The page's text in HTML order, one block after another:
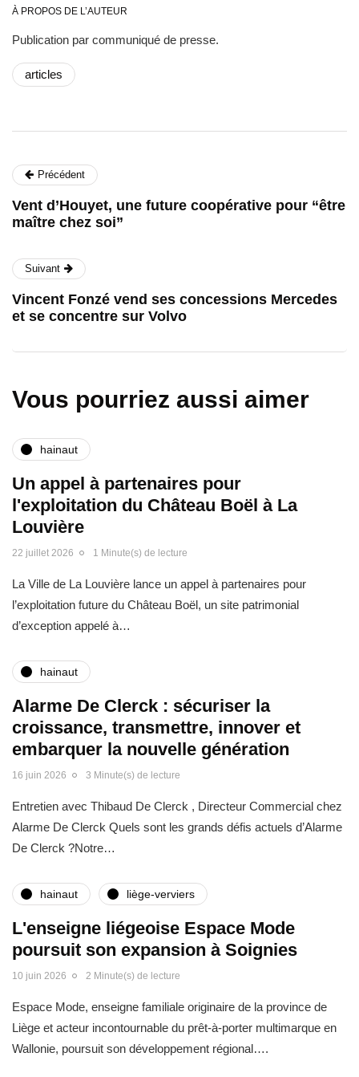
À PROPOS DE L’AUTEUR
Publication par communiqué de presse.
articles
Précédent
Vent d’Houyet, une future coopérative pour “être
maître chez soi”
Suivant
Vincent Fonzé vend ses concessions Mercedes
et se concentre sur Volvo
Vous pourriez aussi aimer
hainaut
Un appel à partenaires pour
l'exploitation du Château Boël à La
Louvière
22 juillet 2026 1 Minute(s) de lecture
La Ville de La Louvière lance un appel à partenaires pour
l’exploitation future du Château Boël, un site patrimonial
d’exception appelé à…
hainaut
Alarme De Clerck : sécuriser la
croissance, transmettre, innover et
embarquer la nouvelle génération
16 juin 2026 3 Minute(s) de lecture
Entretien avec Thibaud De Clerck , Directeur Commercial chez
Alarme De Clerck Quels sont les grands défis actuels d’Alarme
De Clerck ?Notre…
hainaut liège-verviers
L'enseigne liégeoise Espace Mode
poursuit son expansion à Soignies
10 juin 2026 2 Minute(s) de lecture
Espace Mode, enseigne familiale originaire de la province de
Liège et acteur incontournable du prêt-à-porter multimarque en
Wallonie, poursuit son développement régional….